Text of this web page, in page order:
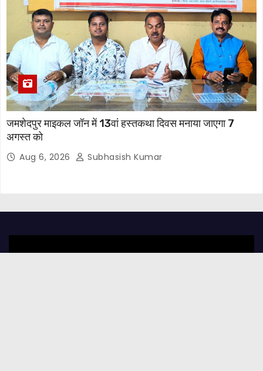
जमशेदपुर माइकल जॉन में 13वां हस्तकथा दिवस मनाया जाएगा 7
अगस्त को
Aug 6, 2026 Subhasish Kumar